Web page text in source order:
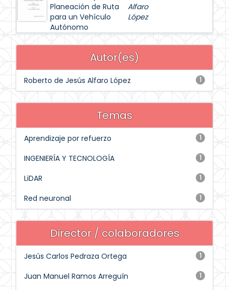
Planeación de Ruta
para un Vehículo
Autónomo
Alfaro
López
Autor(es)
1
Roberto de Jesús Alfaro López
Temas
1
Aprendizaje por refuerzo
1
INGENIERÍA Y TECNOLOGÍA
1
LiDAR
1
Red neuronal
Director / colaboradores
1
Jesús Carlos Pedraza Ortega
1
Juan Manuel Ramos Arreguín